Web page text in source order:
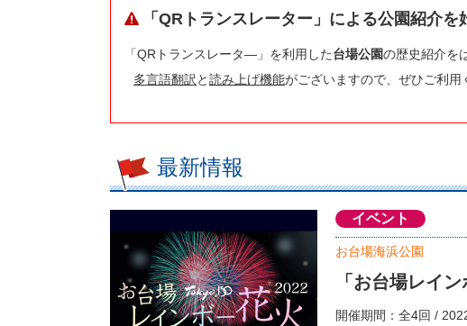
「QRトランスレーター」による公園紹介を
「QRトランスレータ―」を利用した台場公園の歴史紹介を
多言語翻訳 と読み上げ機能がございますので、ぜひご利用
最新情報
イベント
お台場海浜公園
「お台場レイ
開催期間：全4回 /